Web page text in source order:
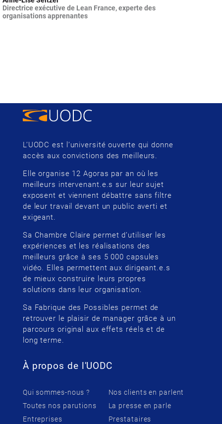
Directrice exécutive de Lean France, experte des
organisations apprenantes
L’UODC est l’université ouverte qui donne
accès aux convictions des meilleurs.
Elle organise 12 Agoras par an où les
meilleurs intervenant.e.s sur leur sujet
exposent et viennent débattre sans filtre
de leur travail devant un public averti et
exigeant.
Sa Chambre Claire permet d’utiliser les
expériences et les réalisations des
meilleurs grâce à ses 5 000 capsules
vidéo. Elles permettent aux dirigeant.e.s
de mieux construire leurs propres
solutions dans leur organisation.
Sa Fabrique des Possibles permet de
retrouver le plaisir de manager grâce à un
parcours original aux effets réels et de
long terme.
À propos de l'UODC
Qui sommes-nous ?
Toutes nos parutions
Entreprises
Nos clients en parlent
La presse en parle
Prestataires